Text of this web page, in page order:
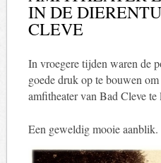
IN DE
CLEVE
In vroegere tijden waren de
goede druk op te bouwen
amfitheater van Bad Cleve te
Een geweldig mooie aanblik.